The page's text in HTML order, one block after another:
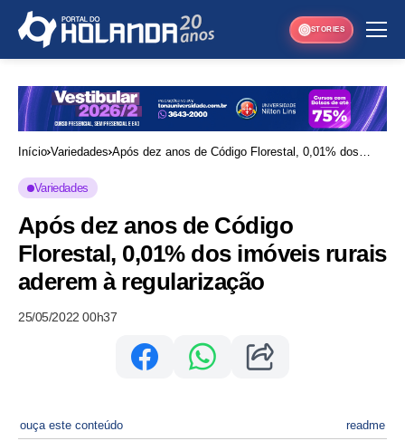
STORIES
Início Variedades Após dez anos de Código Florestal, 0,01% dos
Variedades
Após dez anos de Código
Florestal, 0,01% dos imóveis rurais
aderem à regularização
25/05/2022 00h37
ouça este conteúdo readme